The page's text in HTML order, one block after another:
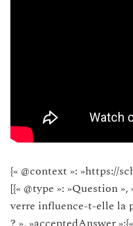
{« @context »: »https://
[{« @type »: »Question
verre influence-t-elle la